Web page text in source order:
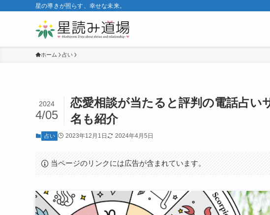
星の導きが照らす、幸せな未来。
ホーム 占い
恋愛相談が当たると評判の電話占い
名も紹介
2024
4/05
占い 2023年12月1日 2024年4月5日
当ページのリンクには広告が含まれています。